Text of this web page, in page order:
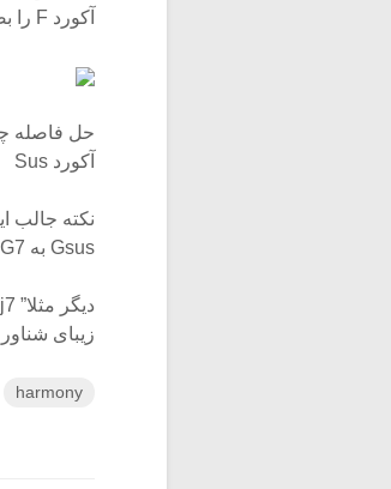
آکورد F را بصورت معکوس استفاده کنیم تا نت دو پایین تر از سایر نت ها شنیده شود.
حل فاصله
آکورد Sus
Gsus به G7 (منظور حرکت دو به سی در این تغییر آکورد است) و سپس به هر آکورد
زیبای
harmony